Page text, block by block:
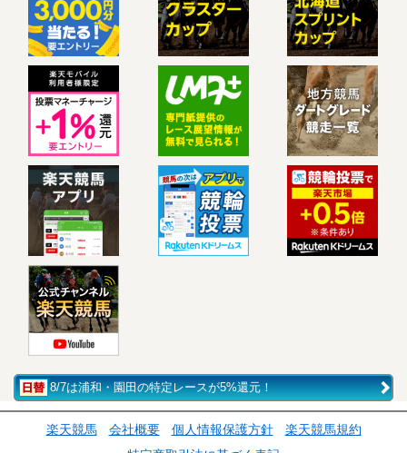
8/7は浦和・園田の特定レースが5%還元！
楽天競馬 会社概要 個人情報保護方針
楽天競馬規約